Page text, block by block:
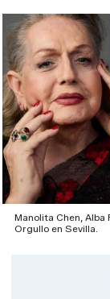
Manolita Chen,
Orgullo en Sevilla.